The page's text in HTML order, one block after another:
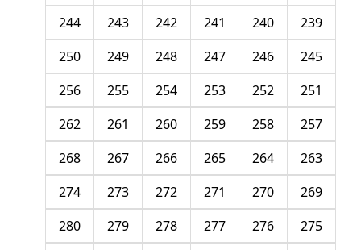
239
240
241
242
243
244
245
246
247
248
249
250
251
252
253
254
255
256
257
258
259
260
261
262
263
264
265
266
267
268
269
270
271
272
273
274
275
276
277
278
279
280